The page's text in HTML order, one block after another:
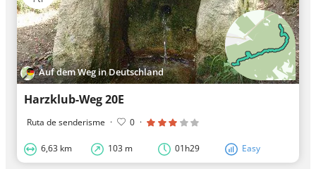
Auf dem Weg in Deutschland
Harzklub-Weg 20E
Ruta de senderisme · 0 ·
6,63 km 103 m 01h29 Easy